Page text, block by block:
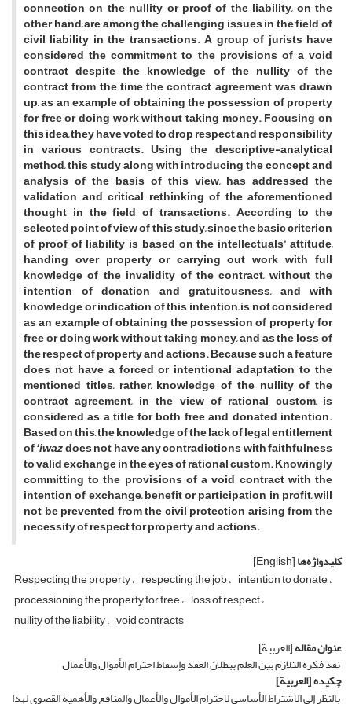
connection on the nullity or proof of the liability, on the
other hand, are among the challenging issues in the field of
civil liability in the transactions. A group of jurists have
considered the commitment to the provisions of a void
contract despite the knowledge of the nullity of the
contract from the time the contract agreement was drawn
up, as an example of obtaining the possession of property
for free or doing work without taking money. Focusing on
this idea, they have voted to drop respect and responsibility
in various contracts. Using the descriptive-analytical
method, this study along with introducing the concept and
analysis of the basis of this view, has addressed the
validation and critical rethinking of the aforementioned
thought in the field of transactions. According to the
selected point of view of this study, since the basic criterion
of proof of liability is based on the intellectuals’ attitude,
handing over property or carrying out work with full
knowledge of the invalidity of the contract, without the
intention of donation and gratuitousness, and with
knowledge or indication of this intention, is not considered
as an example of obtaining the possession of property for
free or doing work without taking money, and as the loss of
the respect of property and actions. Because such a feature
does not have a forced or intentional adaptation to the
mentioned titles, rather, knowledge of the nullity of the
contract agreement, in the view of rational custom, is
considered as a title for both free and donated intention.
Based on this, the knowledge of the lack of legal entitlement
ofʻiwazdoes not have any contradictions with faithfulness
to valid exchange in the eyes of rational custom. Knowingly
committing to the provisions of a void contract with the
intention of exchange, benefit or participation in profit, will
not be prevented from the civil protection arising from the
necessity of respect for property and actions.
کلیدواژه‌ها[English]
Respecting the property respecting the job intention to donate
processioning the property for free loss of respect
nullity of the liability void contracts
عنوان مقاله[العربیة]
نقد فکرة التلازم بین العلم ببطلان العقد وإسقاط احترام الأموال والأعمال
چکیده[العربیة]
بالنظر إلى الاشتراط الأساسی لاحترام الأموال والأعمال والمنافع والأهمیة القصوى لهذا